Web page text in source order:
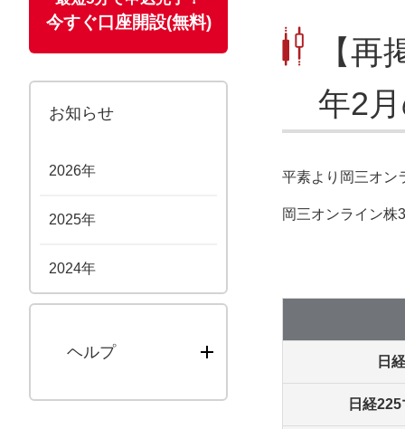
【
年2
平素より岡三オン
岡三オンライン株
日
日経
今すぐ口座開設(無料)
お知らせ
2026年
2025年
2024年
ヘルプ